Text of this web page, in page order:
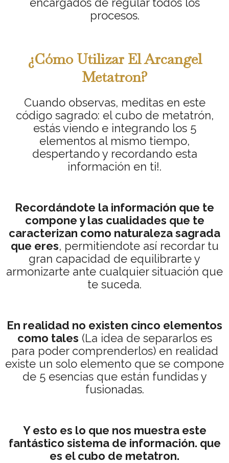
procesos.
¿Cómo Utilizar El Arcangel
Metatron?
Cuando observas, meditas en este
código sagrado: el cubo de metatrón,
estás viendo e integrando los 5
elementos al mismo tiempo,
despertando y recordando esta
información en ti!.
Recordándote la información que te
compone y las cualidades que te
caracterizan como naturaleza sagrada
que eres, permitiendote así recordar tu
gran capacidad de equilibrarte y
armonizarte ante cualquier situación que
te suceda.
En realidad no existen cinco elementos
como tales (La idea de separarlos es
para poder comprenderlos) en realidad
existe un solo elemento que se compone
de 5 esencias que están fundidas y
fusionadas.
Y esto es lo que nos muestra este
fantástico sistema de información. que
es el cubo de metatron.